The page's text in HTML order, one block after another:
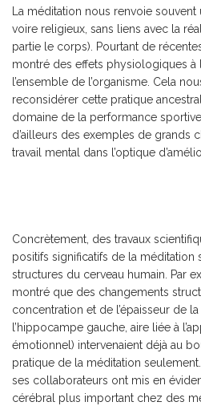
La méditation nous renvoie souvent
voire religieux, sans liens avec la
partie le corps). Pourtant de
montré des effets physiologiques à
l’ensemble de l’organisme. Cela
reconsidérer cette pratique
domaine de la performance
d’ailleurs des exemples de grands
travail mental dans l’optique
Concrètement, des travaux
positifs significatifs de la méditation
structures du cerveau humain. Par
montré que des changements
concentration et de l’épaisseur de
l’hippocampe gauche, aire liée à
émotionnel) intervenaient déjà au
pratique de la méditation
ses collaborateurs ont mis en
cérébral plus important chez des